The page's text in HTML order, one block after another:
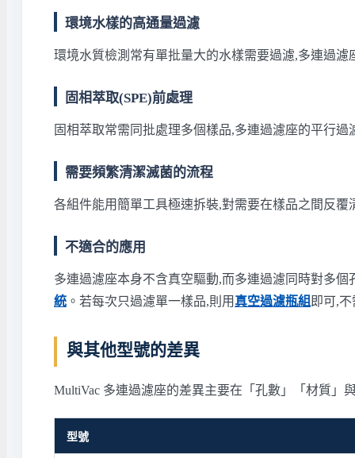
環境水樣的高通量過濾
環境水質檢測常有單批量大的水樣需要過濾,多連過
固相萃取(SPE)前處理
固相萃取常需同批處理多個樣品,多連過濾座的平行
需要頻繁清潔滅菌的流程
各組件能用簡單工具極速拆裝,對需要在樣品之間反
不適合的應用
多連過濾座本身不含真空驅動,而多連過濾同時對多
統 。若每次只過濾單一樣品,則用 真空過濾瓶組 即可,
與其他型號的差異
MultiVac 多連過濾座的差異主要在「孔數」「材質」
型號